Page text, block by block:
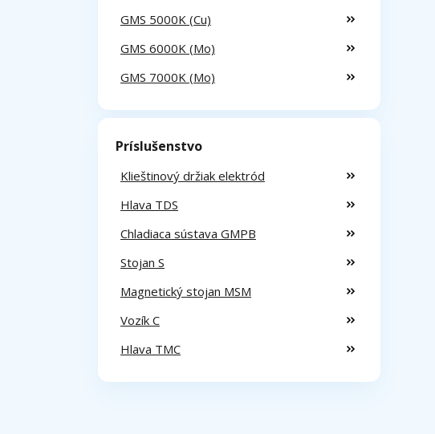
GMS 5000K (Cu)
GMS 6000K (Mo)
GMS 7000K (Mo)
Príslušenstvo
Klieštinový držiak elektród
Hlava TDS
Chladiaca sústava GMPB
Stojan S
Magnetický stojan MSM
Vozík C
Hlava TMC